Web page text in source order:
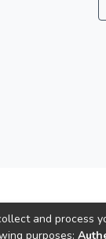
and process
purposes: